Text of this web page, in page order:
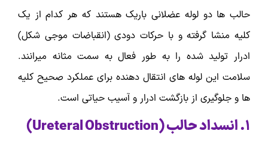
حالب ها دو لوله عضلانی باریک هستند که هر کدام از یک
کلیه منشا گرفته و با حرکات دودی (انقباضات موجی شکل)
ادرار تولید شده را به طور فعال به سمت مثانه میرانند.
سلامت این لوله های انتقال دهنده برای عملکرد صحیح کلیه
ها و جلوگیری از بازگشت ادرار و آسیب حیاتی است.
۱. انسداد حالب ( Ureteral Obstruction
)